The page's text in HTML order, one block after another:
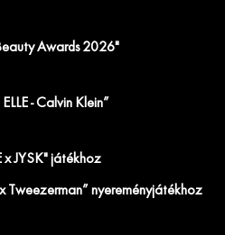
Awards 2026"
- Calvin Klein”
x JYSK" játékhoz
Tweezerman” nyereményjátékhoz